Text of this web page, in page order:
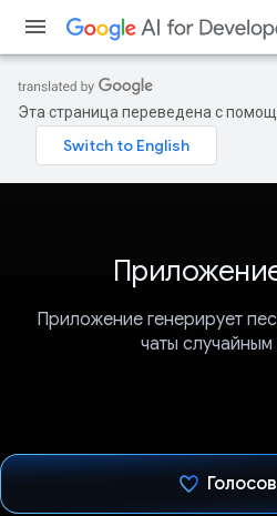
Эта страница переведена с
Приложение генерирует
чаты